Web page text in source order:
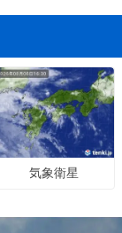
気象衛星